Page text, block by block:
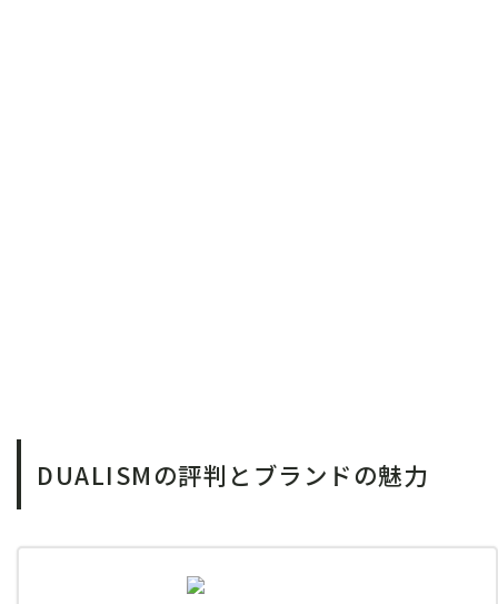
DUALISMの評判とブランドの魅力